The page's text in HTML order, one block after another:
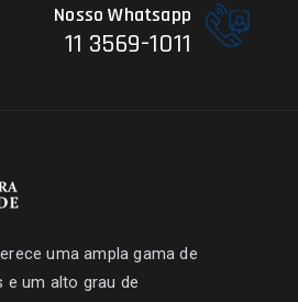
Nosso Whatsapp
11 3569-1011
uma ampla gama de
um alto grau de